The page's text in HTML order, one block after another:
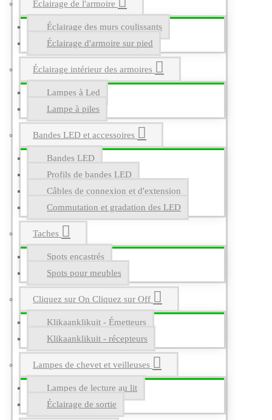
Éclairage de l'armoire
Éclairage des murs coulissants
Éclairage d'armoire sur pied
Éclairage intérieur des armoires
Lampes à Led
Lampe à piles
Bandes LED et accessoires
Bandes LED
Profils de bandes LED
Câbles de connexion et d'extension
Commutation et gradation des LED
Taches
Spots encastrés
Spots pour meubles
Cliquez sur On Cliquez sur Off
Klikaanklikuit - Émetteurs
Klikaanklikuit - récepteurs
Lampes de chevet et veilleuses
Lampes de lecture au lit
Éclairage de sortie